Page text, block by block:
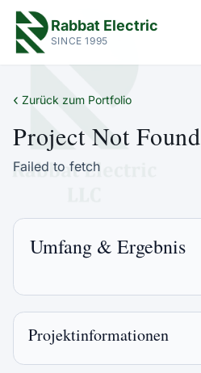
Rabbat Electric
SINCE 1995
‹ Zurück zum Portfolio
Project Not Found
Failed to fetch
Projektinformationen
Umfang & Ergebnis